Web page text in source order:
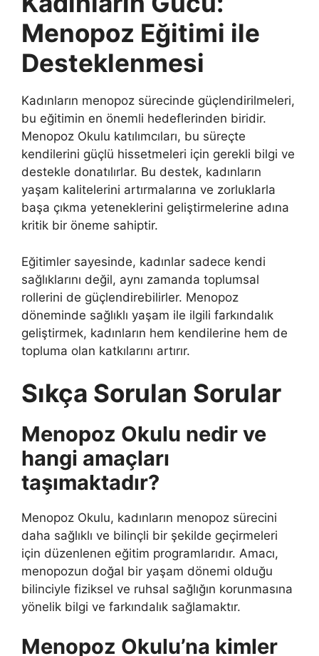
Menopoz Eğitimi ile
Desteklenmesi
Kadınların menopoz sürecinde güçlendirilmeleri,
bu eğitimin en önemli hedeflerinden biridir.
Menopoz Okulu katılımcıları, bu süreçte
kendilerini güçlü hissetmeleri için gerekli bilgi ve
destekle donatılırlar. Bu destek, kadınların
yaşam kalitelerini artırmalarına ve zorluklarla
başa çıkma yeteneklerini geliştirmelerine adına
kritik bir öneme sahiptir.
Eğitimler sayesinde, kadınlar sadece kendi
sağlıklarını değil, aynı zamanda toplumsal
rollerini de güçlendirebilirler. Menopoz
döneminde sağlıklı yaşam ile ilgili farkındalık
geliştirmek, kadınların hem kendilerine hem de
topluma olan katkılarını artırır.
Sıkça Sorulan Sorular
Menopoz Okulu nedir ve
hangi amaçları
taşımaktadır?
Menopoz Okulu, kadınların menopoz sürecini
daha sağlıklı ve bilinçli bir şekilde geçirmeleri
için düzenlenen eğitim programlarıdır. Amacı,
menopozun doğal bir yaşam dönemi olduğu
bilinciyle fiziksel ve ruhsal sağlığın korunmasına
yönelik bilgi ve farkındalık sağlamaktır.
Menopoz Okulu’na kimler